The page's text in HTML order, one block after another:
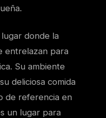
donde la
entrelazan para
Su ambiente
deliciosa comida
de referencia en
un lugar para